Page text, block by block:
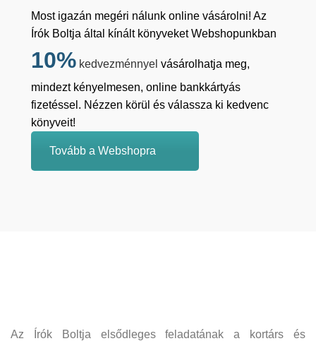
Most igazán megéri nálunk online vásárolni! Az
Írók Boltja által kínált könyveket Webshopunkban
10% kedvezménnyel vásárolhatja meg,
mindezt kényelmesen, online bankkártyás
fizetéssel. Nézzen körül és válassza ki kedvenc
könyveit!
Tovább a Webshopra
Az Írók Boltja elsődleges feladatának a kortárs és